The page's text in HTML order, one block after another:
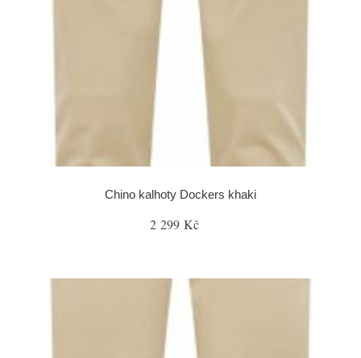
Chino kalhoty Dockers khaki
2 299 Kč